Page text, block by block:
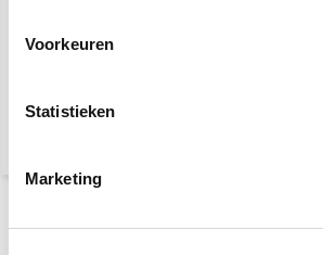
Voorkeuren
Statistieken
Marketing
Veiligheidshesje geel